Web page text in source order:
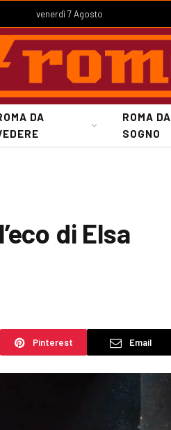
venerdì 7 Agosto
DA
ROMA DA
SOGNO
di Elsa
Pinterest Email